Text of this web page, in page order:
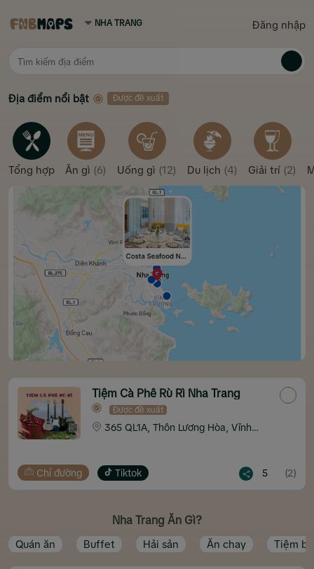
Đăng nhập
Địa điểm nổi bật Được đề xuất
Tổng hợp Ăn gì (6) Uống gì (12) Du lịch (4) Giải trí (2)
Tiệm Cà Phê Rù Rì Nha Trang
Được đề xuất
365 QL1A, Thôn Lương Hòa, Vĩnh
Chỉ đường Tiktok 5 (2)
Nha Trang Ăn Gì?
Quán ăn Buffet Hải sản Ăn chay Tiệm